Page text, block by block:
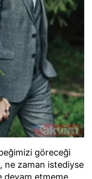
göreceği
ne zaman istediyse
devam etmeme